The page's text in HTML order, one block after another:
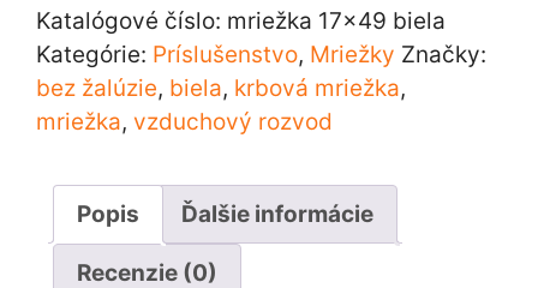
17×49
cm
biela
Katalógové číslo: mriežka 17x49 biela
Kategórie: Príslušenstvo, Mriežky Značky:
bez žalúzie, biela, krbová mriežka,
mriežka, vzduchový rozvod
Popis Ďalšie informácie
Recenzie (0)